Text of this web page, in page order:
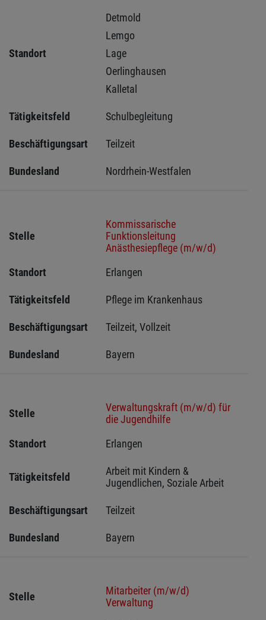
Standort
Detmold
Lemgo
Lage
Oerlinghausen
Kalletal
Tätigkeitsfeld Schulbegleitung
Beschäftigungsart Teilzeit
Bundesland Nordrhein-Westfalen
Stelle
Kommissarische
Funktionsleitung
Anästhesiepflege (m/w/d)
Standort
Erlangen
Tätigkeitsfeld Pflege im Krankenhaus
Beschäftigungsart Teilzeit, Vollzeit
Bundesland Bayern
Stelle
Verwaltungskraft (m/w/d) für
die Jugendhilfe
Standort
Erlangen
Tätigkeitsfeld
Arbeit mit Kindern &
Jugendlichen, Soziale Arbeit
Beschäftigungsart Teilzeit
Bundesland Bayern
Stelle
Mitarbeiter (m/w/d)
Verwaltung